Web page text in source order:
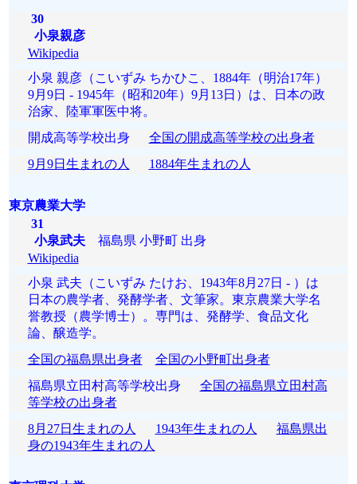
30
小泉親彦
Wikipedia
小泉 親彦（こいずみ ちかひこ、1884年（明治17年）
9月9日 - 1945年（昭和20年）9月13日）は、日本の政
治家、陸軍軍医中将。
開成高等学校出身 全国の開成高等学校の出身者
9月9日生まれの人
1884年生まれの人
東京農業大学
31
小泉武夫福島県 小野町 出身
Wikipedia
小泉 武夫（こいずみ たけお、1943年8月27日 - ）は
日本の農学者、発酵学者、文筆家。東京農業大学名
誉教授（農学博士）。専門は、発酵学、食品文化
論、醸造学。
全国の福島県出身者
全国の小野町出身者
福島県立田村高等学校出身 全国の福島県立田村高
等学校の出身者
8月27日生まれの人
1943年生まれの人
福島県出
身の1943年生まれの人